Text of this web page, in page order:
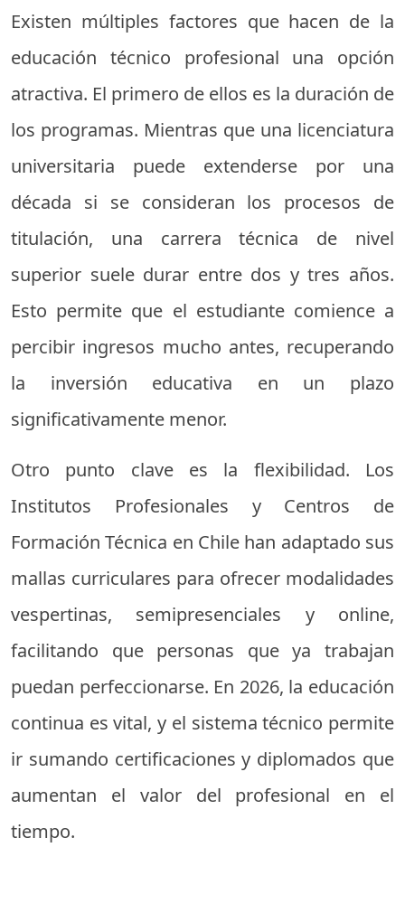
Existen múltiples factores que hacen de la
educación técnico profesional una opción
atractiva. El primero de ellos es la duración de
los programas. Mientras que una licenciatura
universitaria puede extenderse por una
década si se consideran los procesos de
titulación, una carrera técnica de nivel
superior suele durar entre dos y tres años.
Esto permite que el estudiante comience a
percibir ingresos mucho antes, recuperando
la inversión educativa en un plazo
significativamente menor.
Otro punto clave es la flexibilidad. Los
Institutos Profesionales y Centros de
Formación Técnica en Chile han adaptado sus
mallas curriculares para ofrecer modalidades
vespertinas, semipresenciales y online,
facilitando que personas que ya trabajan
puedan perfeccionarse. En 2026, la educación
continua es vital, y el sistema técnico permite
ir sumando certificaciones y diplomados que
aumentan el valor del profesional en el
tiempo.